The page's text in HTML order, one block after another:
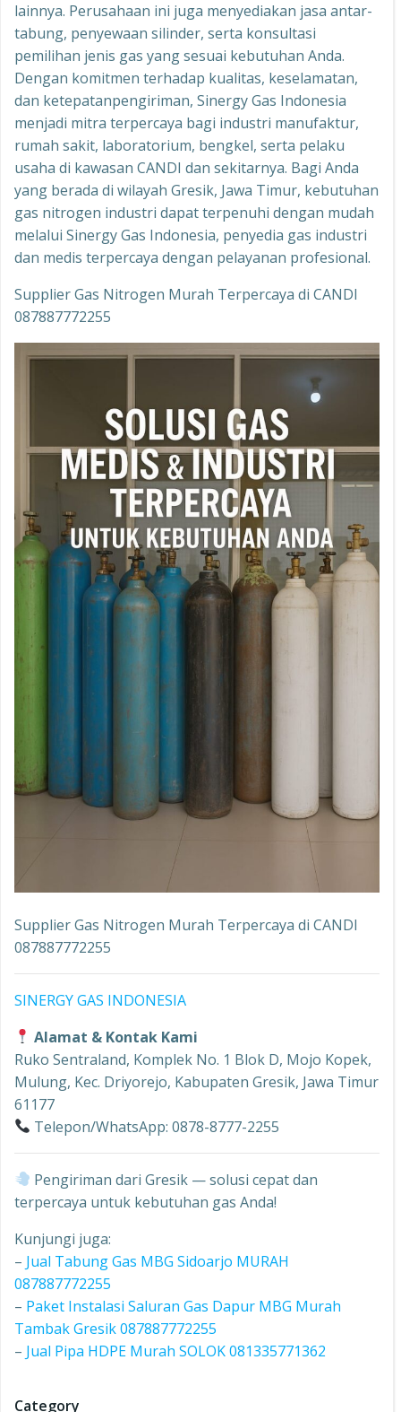
lainnya. Perusahaan ini juga menyediakan jasa antar-
tabung, penyewaan silinder, serta konsultasi
pemilihan jenis gas yang sesuai kebutuhan Anda.
Dengan komitmen terhadap kualitas, keselamatan,
dan ketepatanpengiriman, Sinergy Gas Indonesia
menjadi mitra terpercaya bagi industri manufaktur,
rumah sakit, laboratorium, bengkel, serta pelaku
usaha di kawasan CANDI dan sekitarnya. Bagi Anda
yang berada di wilayah Gresik, Jawa Timur, kebutuhan
gas nitrogen industri dapat terpenuhi dengan mudah
melalui Sinergy Gas Indonesia, penyedia gas industri
dan medis terpercaya dengan pelayanan profesional.
Supplier Gas Nitrogen Murah Terpercaya di CANDI
087887772255
Supplier Gas Nitrogen Murah Terpercaya di CANDI
087887772255
SINERGY GAS INDONESIA
Alamat & Kontak Kami
Ruko Sentraland, Komplek No. 1 Blok D, Mojo Kopek,
Mulung, Kec. Driyorejo, Kabupaten Gresik, Jawa Timur
61177
Telepon/WhatsApp: 0878-8777-2255
Pengiriman dari Gresik — solusi cepat dan
terpercaya untuk kebutuhan gas Anda!
Kunjungi juga:
– Jual Tabung Gas MBG Sidoarjo MURAH
087887772255
– Paket Instalasi Saluran Gas Dapur MBG Murah
Tambak Gresik 087887772255
– Jual Pipa HDPE Murah SOLOK 081335771362
Category